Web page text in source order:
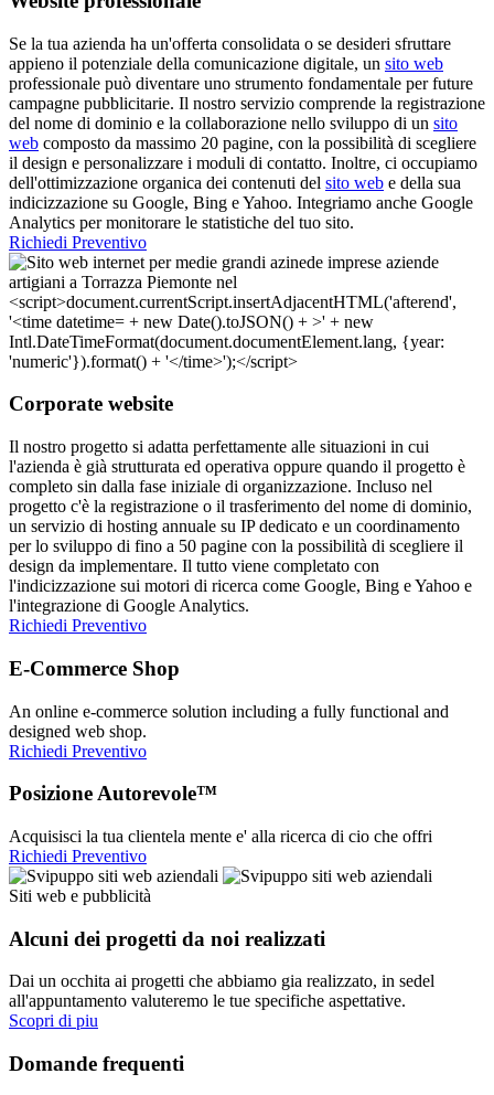
Se la tua azienda ha un'offerta consolidata o se desideri sfruttare
appieno il potenziale della comunicazione digitale, un sito web
professionale può diventare uno strumento fondamentale per future
campagne pubblicitarie. Il nostro servizio comprende la registrazione
del nome di dominio e la collaborazione nello sviluppo di un sito
web composto da massimo 20 pagine, con la possibilità di scegliere
il design e personalizzare i moduli di contatto. Inoltre, ci occupiamo
dell'ottimizzazione organica dei contenuti del sito web e della sua
indicizzazione su Google, Bing e Yahoo. Integriamo anche Google
Analytics per monitorare le statistiche del tuo sito.
Richiedi Preventivo
Corporate website
Il nostro progetto si adatta perfettamente alle situazioni in cui
l'azienda è già strutturata ed operativa oppure quando il progetto è
completo sin dalla fase iniziale di organizzazione. Incluso nel
progetto c'è la registrazione o il trasferimento del nome di dominio,
un servizio di hosting annuale su IP dedicato e un coordinamento
per lo sviluppo di fino a 50 pagine con la possibilità di scegliere il
design da implementare. Il tutto viene completato con
l'indicizzazione sui motori di ricerca come Google, Bing e Yahoo e
l'integrazione di Google Analytics.
Richiedi Preventivo
E-Commerce Shop
An online e-commerce solution including a fully functional and
designed web shop.
Richiedi Preventivo
Posizione Autorevole™
Acquisisci la tua clientela mente e' alla ricerca di cio che offri
Richiedi Preventivo
Siti web e pubblicità
Alcuni dei progetti da noi realizzati
Dai un occhita ai progetti che abbiamo gia realizzato, in sedel
all'appuntamento valuteremo le tue specifiche aspettative.
Scopri di piu
Domande frequenti